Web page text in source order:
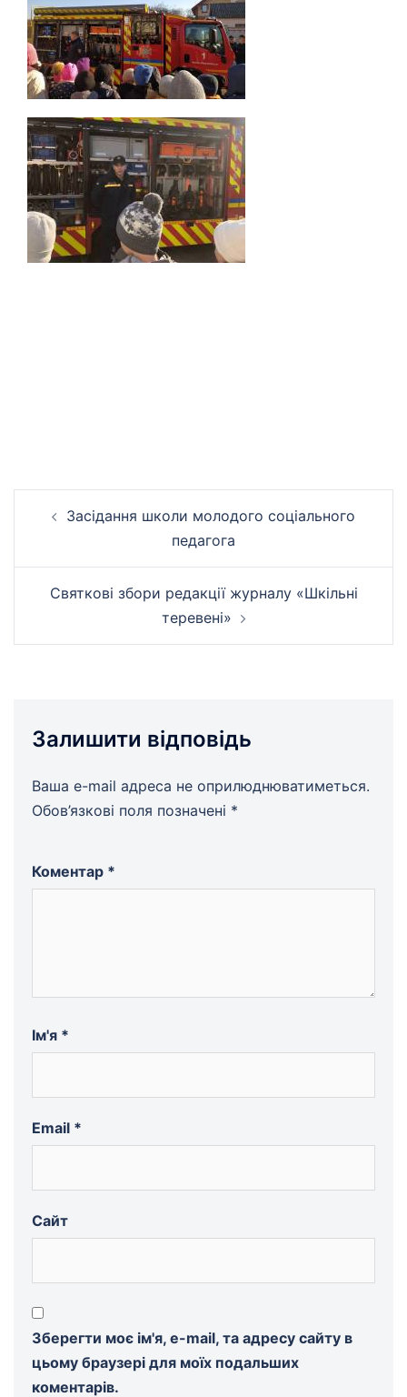
Засідання школи молодого соціального
педагога
Святкові збори редакції журналу «Шкільні
теревені»
Залишити відповідь
Ваша e-mail адреса не оприлюднюватиметься.
Обов’язкові поля позначені *
Коментар *
Ім'я *
Email *
Сайт
Зберегти моє ім'я, e-mail, та адресу сайту в
цьому браузері для моїх подальших
коментарів.